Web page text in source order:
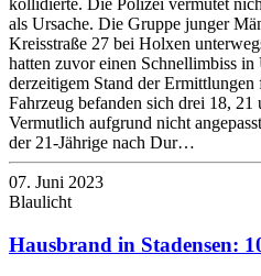
kollidierte. Die Polizei vermutet
als Ursache. Die Gruppe junger
Kreisstraße 27 bei Holxen
hatten zuvor einen Schnellimbiss in
derzeitigem Stand der
Fahrzeug befanden sich drei 18, 21
Vermutlich aufgrund nicht
der 21-Jährige nach Dur…
07. Juni 2023
Blaulicht
Hausbrand in Stadensen: